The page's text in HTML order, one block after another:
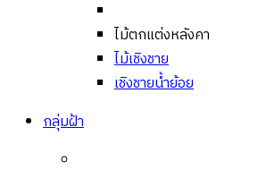
ไม้ตกแต่งหลังคา
ไม้เชิงชาย
เชิงชายน้ำย้อย
กลุ่มฝ้า